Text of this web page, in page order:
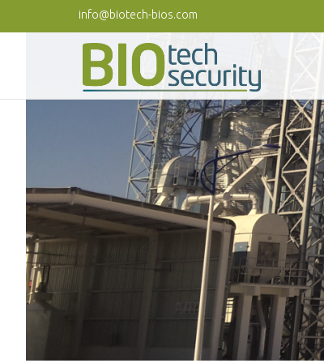
Aller au contenu principalinfo@biotech-bios.com